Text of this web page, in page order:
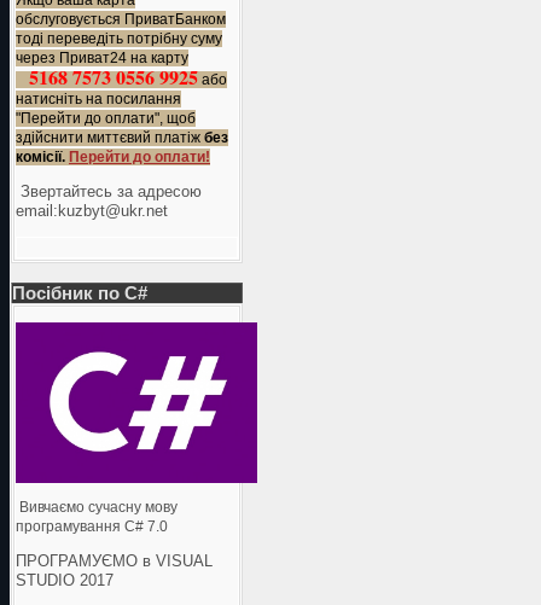
обслуговується ПриватБанком
тоді переведіть потрібну суму
через Приват24 на карту
5168 7573 0556 9925 або
натисніть на посилання
"Перейти до оплати", щоб
здійснити миттєвий платіж без
комісії. Перейти до оплати!
Звертайтесь за адресою
еmail:kuzbyt@ukr.net
Посібник по C#
Вивчаємо сучасну мову
програмування C# 7.0
ПРОГРАМУЄМО в VISUAL
STUDIO 2017